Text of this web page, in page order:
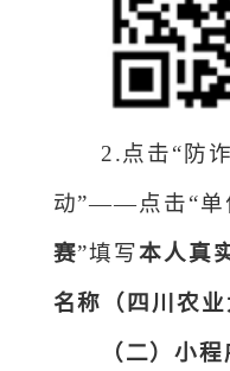
2.点击“防
动”——点击“单
赛”填写本人真
名称
（四川农
（二）小